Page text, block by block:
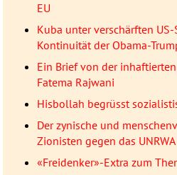
EU
Kuba unter verschärften
Kontinuität der Obama-
Ein Brief von der
Fatema Rajwani
Hisbollah begrüsst
Der zynische und
Zionisten gegen das UNRWA
«Freidenker»-Extra zum